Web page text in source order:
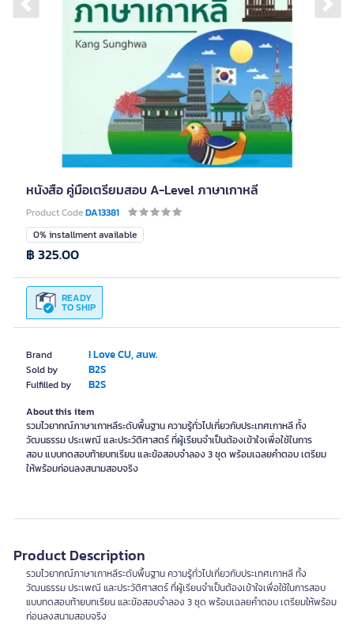
Previous slide
หนังสือ คู่มือเตรียมสอบ A-Level ภาษาเกาหลี
Product CodeDA13381
Brand I Love CU, สนพ.
Sold by B2S
Fulfilled by B2S
0% installment available
READY
TO SHIP
฿ 325.00
About this item
รวมไวยากณ์ภาษาเกาหลีระดับพื้นฐาน ความรู้ทั่วไปเกี่ยวกับประเทศเกาหลี ทั้ง
วัฒนธรรม ประเพณี และประวัติศาสตร์ ที่ผู้เรียนจำเป็นต้องเข้าใจเพื่อใช้ในการ
สอบ แบบทดสอบท้ายบทเรียน และข้อสอบจำลอง 3 ชุด พร้อมเฉลยคำตอบ เตรียม
ให้พร้อมก่อนลงสนามสอบจริง
Product Description
รวมไวยากณ์ภาษาเกาหลีระดับพื้นฐาน ความรู้ทั่วไปเกี่ยวกับประเทศเกาหลี ทั้ง
วัฒนธรรม ประเพณี และประวัติศาสตร์ ที่ผู้เรียนจำเป็นต้องเข้าใจเพื่อใช้ในการสอบ
แบบทดสอบท้ายบทเรียน และข้อสอบจำลอง 3 ชุด พร้อมเฉลยคำตอบ เตรียมให้พร้อม
ก่อนลงสนามสอบจริง